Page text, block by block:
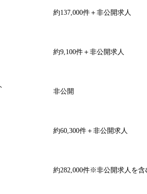
約137,000件＋非公開求人
約9,100件＋非公開求人
非公開
約60,300件＋非公開求人
約282,000件※非公開求人を含